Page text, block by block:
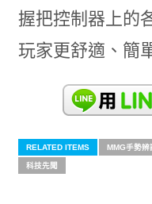
握把控制器上的
玩家更舒適、簡
RELATED ITEMS MMG手勢辨
科技先聞